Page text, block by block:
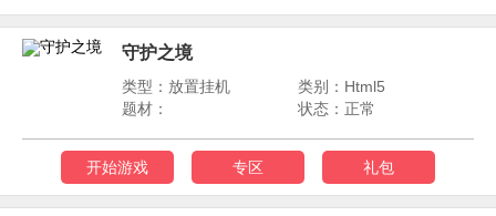
守护之境
类型：放置挂机
类别：Html5
题材：
状态：正常
开始游戏 专区 礼包